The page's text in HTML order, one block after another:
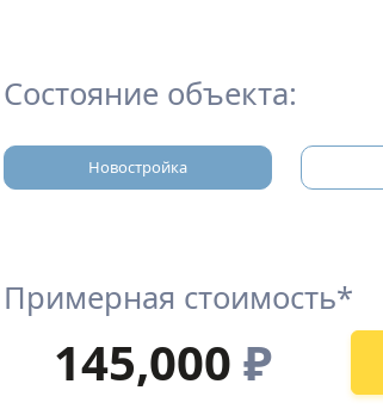
Состояние объекта:
Новостройка
Примерная стоимость*
145,000 ₽